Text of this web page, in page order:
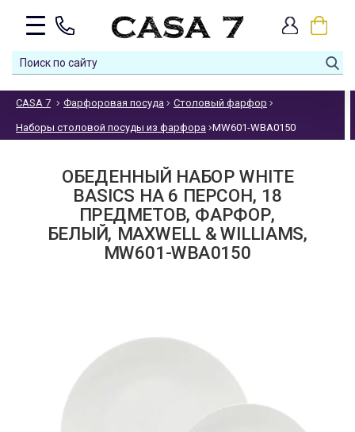
CASA 7 Фарфоровая посуда Столовый фарфор
Наборы столовой посуды из фарфора MW601-WBA0150
ОБЕДЕННЫЙ НАБОР WHITE
BASICS НА 6 ПЕРСОН, 18
ПРЕДМЕТОВ, ФАРФОР,
БЕЛЫЙ, MAXWELL & WILLIAMS,
MW601-WBA0150